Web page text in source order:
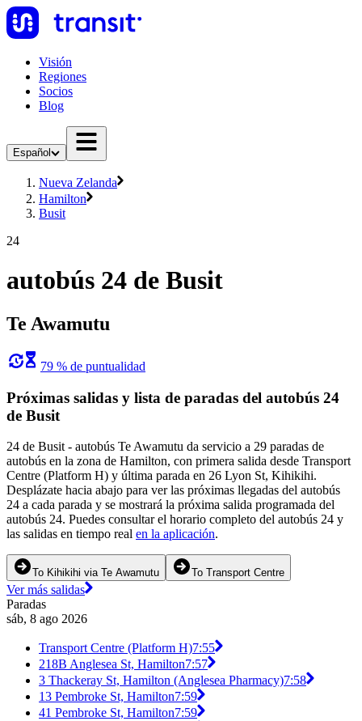
Visión
Regiones
Socios
Blog
Español
Nueva Zelanda
Hamilton
Busit
24
autobús 24 de Busit
Te Awamutu
79 % de puntualidad
Próximas salidas y lista de paradas del autobús 24
de Busit
24 de Busit - autobús Te Awamutu da servicio a 29 paradas de
autobús en la zona de Hamilton, con primera salida desde Transport
Centre (Platform H) y última parada en 26 Lyon St, Kihikihi.
Desplázate hacia abajo para ver las próximas llegadas del autobús
24 a cada parada y se mostrará la próxima salida programada del
autobús 24. Puedes consultar el horario completo del autobús 24 y
las salidas en tiempo real en la aplicación.
To Kihikihi via Te Awamutu To Transport Centre
Ver más salidas
Paradas
sáb, 8 ago 2026
Transport Centre (Platform H)7:55
218B Anglesea St, Hamilton7:57
3 Thackeray St, Hamilton (Anglesea Pharmacy)7:58
13 Pembroke St, Hamilton7:59
41 Pembroke St, Hamilton7:59